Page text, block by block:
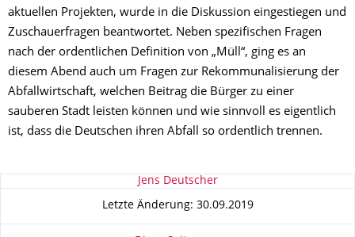
aktuellen Projekten, wurde in die Diskussion eingestiegen und
Zuschauerfragen beantwortet. Neben spezifischen Fragen
nach der ordentlichen Definition von „Müll“, ging es an
diesem Abend auch um Fragen zur Rekommunalisierung der
Abfallwirtschaft, welchen Beitrag die Bürger zu einer
sauberen Stadt leisten können und wie sinnvoll es eigentlich
ist, dass die Deutschen ihren Abfall so ordentlich trennen.
Zu dieser Seite Jens Deutscher
Letzte Änderung: 30.09.2019